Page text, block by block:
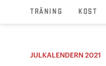
Träning Kost
JULKALENDERN 2021